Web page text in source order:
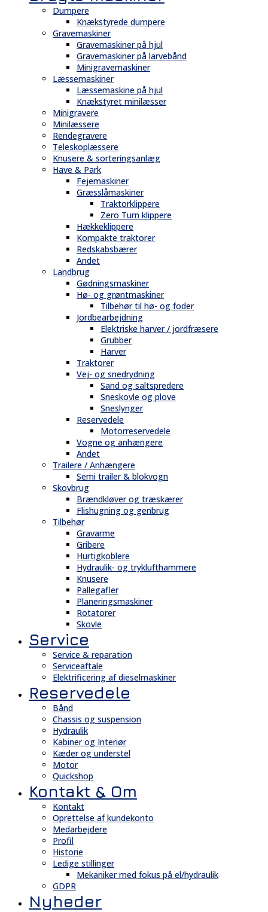
Dumpere
Knækstyrede dumpere
Gravemaskiner
Gravemaskiner på hjul
Gravemaskiner på larvebånd
Minigravemaskiner
Læssemaskiner
Læssemaskine på hjul
Knækstyret minilæsser
Minigravere
Minilæssere
Rendegravere
Teleskoplæssere
Knusere & sorteringsanlæg
Have & Park
Fejemaskiner
Græsslåmaskiner
Traktorklippere
Zero Turn klippere
Hækkeklippere
Kompakte traktorer
Redskabsbærer
Andet
Landbrug
Gødningsmaskiner
Hø- og grøntmaskiner
Tilbehør til hø- og foder
Jordbearbejdning
Elektriske harver / jordfræsere
Grubber
Harver
Traktorer
Vej- og snedrydning
Sand og saltspredere
Sneskovle og plove
Sneslynger
Reservedele
Motorreservedele
Vogne og anhængere
Andet
Trailere / Anhængere
Semi trailer & blokvogn
Skovbrug
Brændkløver og træskærer
Flishugning og genbrug
Tilbehør
Gravarme
Gribere
Hurtigkoblere
Hydraulik- og tryklufthammere
Knusere
Pallegafler
Planeringsmaskiner
Rotatorer
Skovle
Service
Service & reparation
Serviceaftale
Elektrificering af dieselmaskiner
Reservedele
Bånd
Chassis og suspension
Hydraulik
Kabiner og Interiør
Kæder og understel
Motor
Quickshop
Kontakt & Om
Kontakt
Oprettelse af kundekonto
Medarbejdere
Profil
Historie
Ledige stillinger
Mekaniker med fokus på el/hydraulik
GDPR
Nyheder